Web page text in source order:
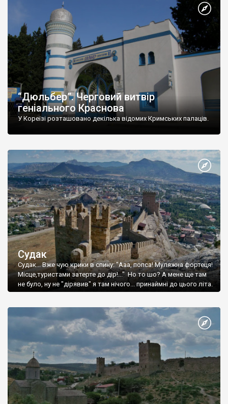
“Дюльбер”. Черговий витвір
геніального Краснова
У Кореїзі розташовано декілька відомих Кримських палаців.
Судак
Судак... Вже чую крики в спину: "Ааа, попса! Муляжна фортеця!
Місце,туристами затерте до дір!..." Но то шо? А мене ще там
не було, ну не "дірявив" я там нічого... принаймні до цього літа.